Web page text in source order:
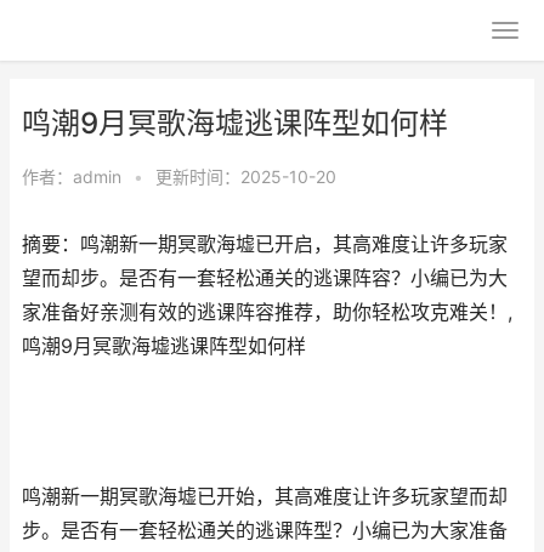
鸣潮9月冥歌海墟逃课阵型如何样
作者： admin • 更新时间：2025-10-20
摘要：鸣潮新一期冥歌海墟已开启，其高难度让许多玩家
望而却步。是否有一套轻松通关的逃课阵容？小编已为大
家准备好亲测有效的逃课阵容推荐，助你轻松攻克难关！,
鸣潮9月冥歌海墟逃课阵型如何样
鸣潮新一期冥歌海墟已开始，其高难度让许多玩家望而却
步。是否有一套轻松通关的逃课阵型？小编已为大家准备